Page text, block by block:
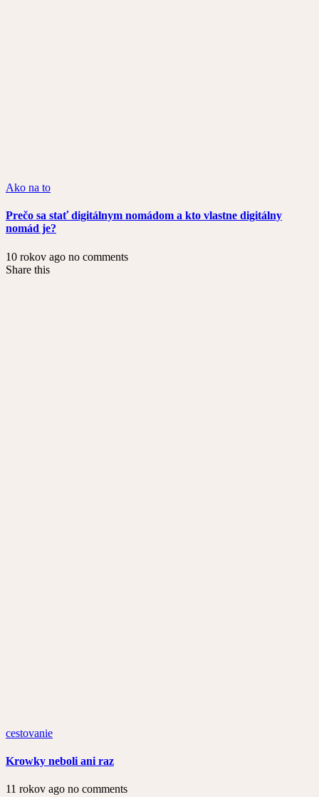
Ako na to
Prečo sa stať digitálnym nomádom a kto vlastne digitálny
nomád je?
10 rokov ago no comments
Share this
cestovanie
Krowky neboli ani raz
11 rokov ago no comments